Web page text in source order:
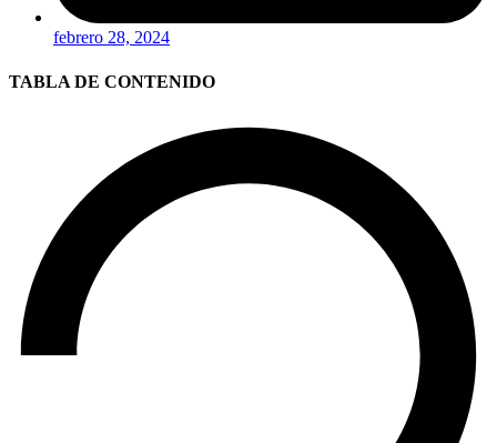
febrero 28, 2024
TABLA DE CONTENIDO